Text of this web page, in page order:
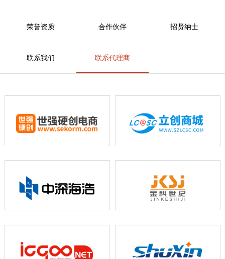
荣誉资质 合作伙伴 招贤纳士
联系我们 联系代理商